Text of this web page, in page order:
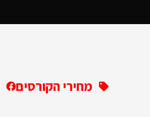
מחירי הקורסים